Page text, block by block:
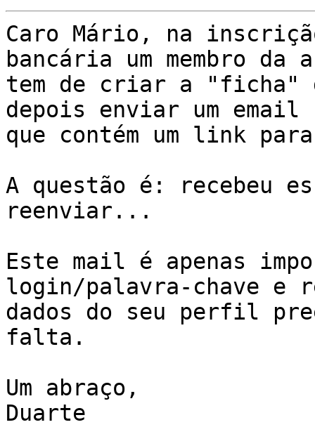
Caro Mário, na
bancária um membro da
tem de criar a "ficha"
depois enviar um email
que contém um link
A questão é: recebeu
reenviar...
Este mail é apenas
login/palavra-chave e
dados do seu perfil
falta.
Um abraço,
Duarte